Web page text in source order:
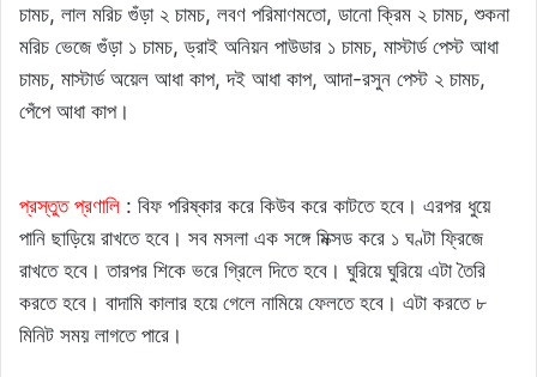
চামচ, লাল মরিচ গুঁড়া ২ চামচ, লবণ পরিমাণমতো, ডানো ক্রিম ২ চামচ, শুকনা
মরিচ ভেজে গুঁড়া ১ চামচ, ড্রাই অনিয়ন পাউডার ১ চামচ, মাস্টার্ড পেস্ট আধা
চামচ, মাস্টার্ড অয়েল আধা কাপ, দই আধা কাপ, আদা-রসুন পেস্ট ২ চামচ,
পেঁপে আধা কাপ।
প্রস্তুত প্রণালি : বিফ পরিষ্কার করে কিউব করে কাটতে হবে। এরপর ধুয়ে
পানি ছাড়িয়ে রাখতে হবে। সব মসলা এক সঙ্গে মিক্সড করে ১ ঘণ্টা ফ্রিজে
রাখতে হবে। তারপর শিকে ভরে গ্রিলে দিতে হবে। ঘুরিয়ে ঘুরিয়ে এটা তৈরি
করতে হবে। বাদামি কালার হয়ে গেলে নামিয়ে ফেলতে হবে। এটা করতে ৮
মিনিট সময় লাগতে পারে।